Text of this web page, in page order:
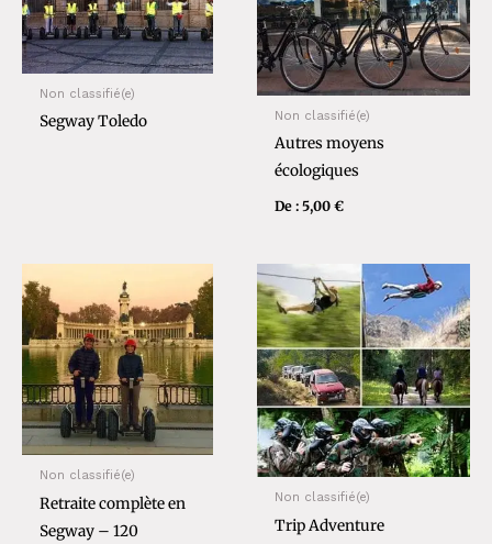
Non classifié(e)
Segway Toledo Non classifié(e)
Autres moyens
écologiques
De :5,00€
Non classifié(e)
Retraite complète en
Segway – 120
Non classifié(e)
Trip Adventure